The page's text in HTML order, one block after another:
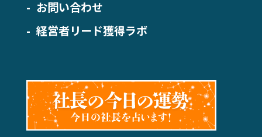
お問い合わせ
経営者リード獲得ラボ